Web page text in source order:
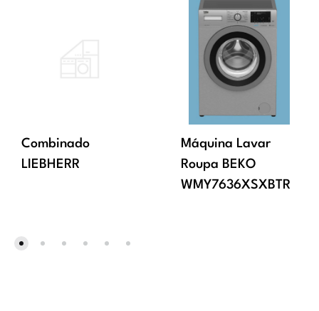
Combinado
LIEBHERR
Máquina Lavar
Roupa BEKO
WMY7636XSXBTR